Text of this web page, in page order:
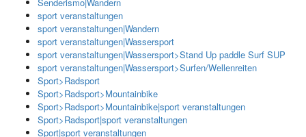
sport veranstaltungen
sport veranstaltungen|Wandern
sport veranstaltungen|Wassersport
sport veranstaltungen|Wassersport>Stand Up paddle Surf SUP
sport veranstaltungen|Wassersport>Surfen/Wellenreiten
Sport>Radsport
Sport>Radsport>Mountainbike
Sport>Radsport>Mountainbike|sport veranstaltungen
Sport>Radsport|sport veranstaltungen
Sport|sport veranstaltungen